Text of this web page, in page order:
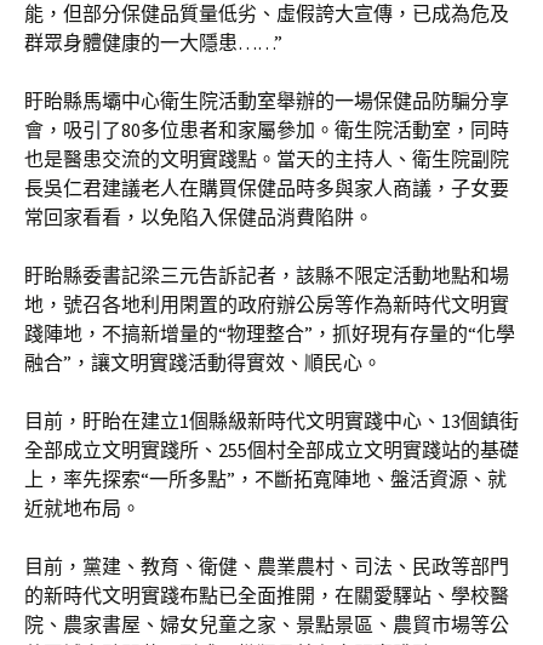
能，但部分保健品質量低劣、虛假誇大宣傳，已成為危及
群眾身體健康的一大隱患……”
盱眙縣馬壩中心衛生院活動室舉辦的一場保健品防騙分享
會，吸引了80多位患者和家屬參加。衛生院活動室，同時
也是醫患交流的文明實踐點。當天的主持人、衛生院副院
長吳仁君建議老人在購買保健品時多與家人商議，子女要
常回家看看，以免陷入保健品消費陷阱。
盱眙縣委書記梁三元告訴記者，該縣不限定活動地點和場
地，號召各地利用閑置的政府辦公房等作為新時代文明實
踐陣地，不搞新增量的“物理整合”，抓好現有存量的“化學
融合”，讓文明實踐活動得實效、順民心。
目前，盱眙在建立1個縣級新時代文明實踐中心、13個鎮街
全部成立文明實踐所、255個村全部成立文明實踐站的基礎
上，率先探索“一所多點”，不斷拓寬陣地、盤活資源、就
近就地布局。
目前，黨建、教育、衛健、農業農村、司法、民政等部門
的新時代文明實踐布點已全面推開，在關愛驛站、學校醫
院、農家書屋、婦女兒童之家、景點景區、農貿市場等公